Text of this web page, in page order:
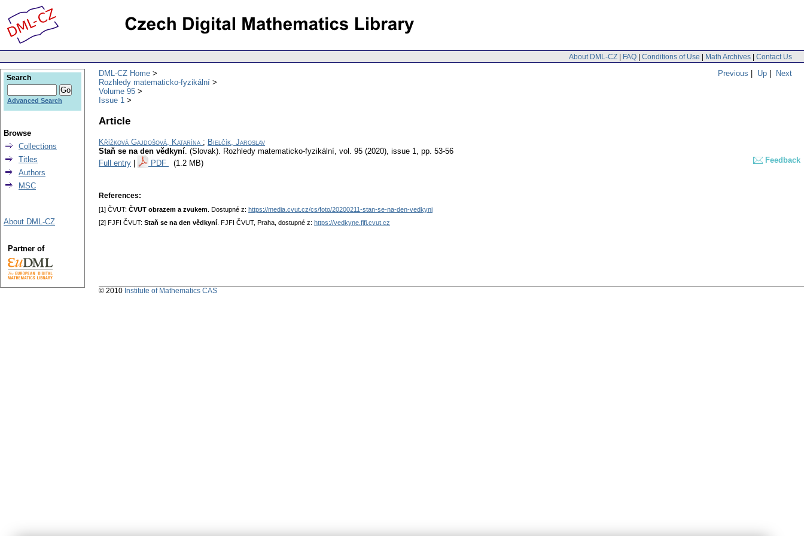
About DML-CZ | FAQ | Conditions of Use | Math Archives | Contact Us
Previous | Up | Next
DML-CZ Home
Rozhledy matematicko-fyzikální
Volume 95
Issue 1
Article
Křížková Gajdošová, Katarína ; Bielčík, Jaroslav
Staň se na den vědkyní. (Slovak). Rozhledy matematicko-fyzikální, vol. 95 (2020), issue 1, pp. 53-56
Full entry
PDF (1.2 MB) Feedback
References:
[1] ČVUT: ČVUT obrazem a zvukem . Dostupné z: https://media.cvut.cz/cs/foto/20200211-stan-se-na-den-vedkyni
[2] FJFI ČVUT: Staň se na den vědkyní . FJFI ČVUT, Praha, dostupné z: https://vedkyne.fjfi.cvut.cz
Search
Advanced Search
Browse
Collections
Titles
Authors
MSC
About DML-CZ
Partner of
© 2010 Institute of Mathematics CAS